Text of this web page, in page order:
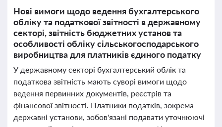
Нові вимоги щодо ведення бухгалтерського
обліку та податкової звітності в державному
секторі, звітність бюджетних установ та
особливості обліку сільськогосподарського
виробництва для платників єдиного податку
У державному секторі бухгалтерський облік та
податкова звітність мають суворі вимоги щодо
ведення первинних документів, реєстрів та
фінансової звітності. Платники податків, зокрема
державні установи, зобов'язані подавати уточнюючі